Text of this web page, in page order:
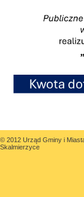
© 2012 Urząd Gminy i
Skalmierzyce